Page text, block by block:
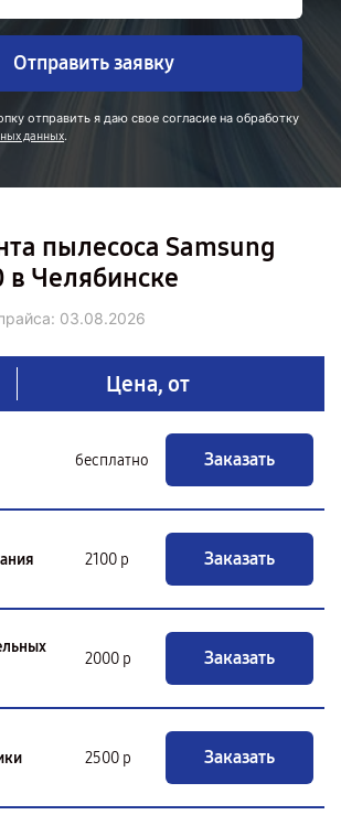
Отправить заявку
отправить я даю свое согласие на обработку
данных.
пылесоса Samsung
в Челябинске
03.08.2026
Цена, от
бесплатно Заказать
2100 р Заказать
2000 р Заказать
2500 р Заказать